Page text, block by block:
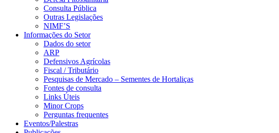
Consulta Pública
Outras Legislações
NIMF’S
Informações do Setor
Dados do setor
ARP
Defensivos Agrícolas
Fiscal / Tributário
Pesquisas de Mercado – Sementes de Hortaliças
Fontes de consulta
Links Úteis
Minor Crops
Perguntas frequentes
Eventos/Palestras